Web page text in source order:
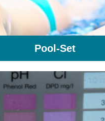
Pool-Set